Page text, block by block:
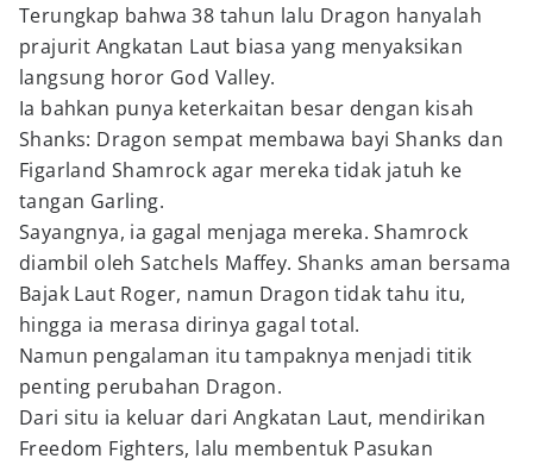
Terungkap bahwa 38 tahun lalu Dragon hanyalah
prajurit Angkatan Laut biasa yang menyaksikan
langsung horor God Valley.
Ia bahkan punya keterkaitan besar dengan kisah
Shanks: Dragon sempat membawa bayi Shanks dan
Figarland Shamrock agar mereka tidak jatuh ke
tangan Garling.
Sayangnya, ia gagal menjaga mereka. Shamrock
diambil oleh Satchels Maffey. Shanks aman bersama
Bajak Laut Roger, namun Dragon tidak tahu itu,
hingga ia merasa dirinya gagal total.
Namun pengalaman itu tampaknya menjadi titik
penting perubahan Dragon.
Dari situ ia keluar dari Angkatan Laut, mendirikan
Freedom Fighters, lalu membentuk Pasukan